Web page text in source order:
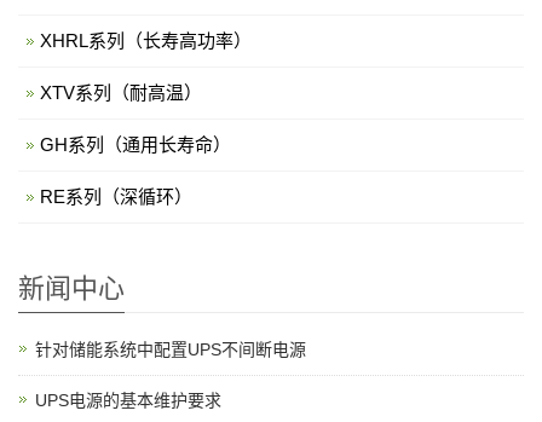
XHRL系列（长寿高功率）
XTV系列（耐高温）
GH系列（通用长寿命）
RE系列（深循环）
新闻中心
针对储能系统中配置UPS不间断电源
UPS电源的基本维护要求